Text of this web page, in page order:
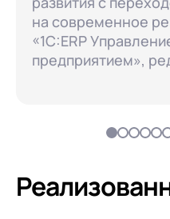
на современное
«1С:ERP
предприятием»,